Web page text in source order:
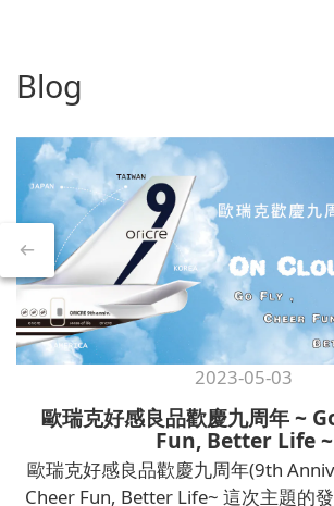
Blog
2023-05-03
歐瑞克好感良品歡慶九周年 ~ Go Fly, Cheer
Fun, Better Life ~
Cheer Fun, Better Life~ 這次主題的發想是來自英文中